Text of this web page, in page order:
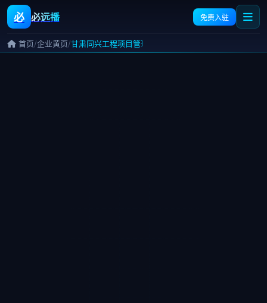
必 必远播 免费入驻
首页/企业黄页/甘肃同兴工程项目管理咨询有限公司金昌分公司